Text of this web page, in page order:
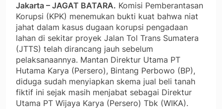
Jakarta – JAGAT BATARA. Komisi Pemberantasan
Korupsi (KPK) menemukan bukti kuat bahwa niat
jahat dalam kasus dugaan korupsi pengadaan
lahan di sekitar proyek Jalan Tol Trans Sumatera
(JTTS) telah dirancang jauh sebelum
pelaksanaannya. Mantan Direktur Utama PT
Hutama Karya (Persero), Bintang Perbowo (BP),
diduga sudah menyiapkan skema jual beli tanah
fiktif ini sejak masih menjabat sebagai Direktur
Utama PT Wijaya Karya (Persero) Tbk (WIKA).